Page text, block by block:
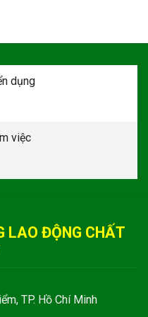
dụng
việc
LAO ĐỘNG CHẤT
TP. Hồ Chí Minh